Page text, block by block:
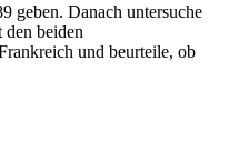
geben. Danach untersuche
beiden
und beurteile, ob